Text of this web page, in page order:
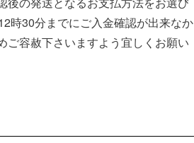
時30分までにご入金確認が出来なか
ご容赦下さいますよう宜しくお願い